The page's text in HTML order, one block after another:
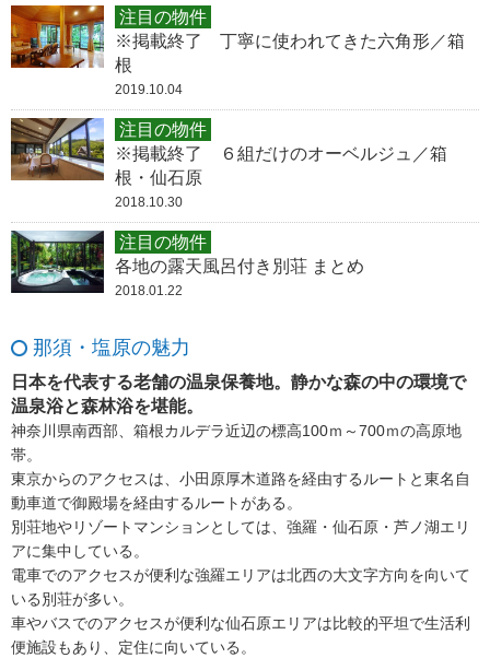
注目の物件
※掲載終了 丁寧に使われてきた六角形／箱
根
2019.10.04
注目の物件
※掲載終了 ６組だけのオーベルジュ／箱
根・仙石原
2018.10.30
注目の物件
各地の露天風呂付き別荘 まとめ
2018.01.22
那須・塩原の魅力
日本を代表する老舗の温泉保養地。静かな森の中の環境で
温泉浴と森林浴を堪能。
神奈川県南西部、箱根カルデラ近辺の標高100ｍ～700ｍの高原地
帯。
東京からのアクセスは、小田原厚木道路を経由するルートと東名自
動車道で御殿場を経由するルートがある。
別荘地やリゾートマンションとしては、強羅・仙石原・芦ノ湖エリ
アに集中している。
電車でのアクセスが便利な強羅エリアは北西の大文字方向を向いて
いる別荘が多い。
車やバスでのアクセスが便利な仙石原エリアは比較的平坦で生活利
便施設もあり、定住に向いている。